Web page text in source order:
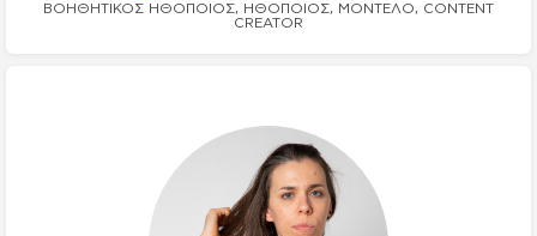
ΒΟΗΘΗΤΙΚΌΣ ΗΘΟΠΟΙΌΣ, ΗΘΟΠΟΙΌΣ, ΜΟΝΤΈΛΟ, CONTENT
CREATOR